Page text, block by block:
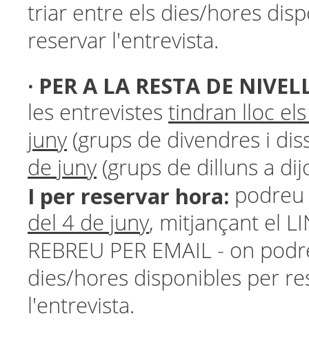
triar entre els dies/hores
reservar l'entrevista.
· PER A LA RESTA DE
les entrevistes tindran lloc
juny (grups de divendres i
de juny (grups de dilluns a
I per reservar hora:
del 4 de juny, mitjançant el
REBREU PER EMAIL - on
dies/hores disponibles per
l'entrevista.